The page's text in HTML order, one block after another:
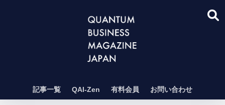
記事一覧 QAI-Zen 有料会員 お問い合わせ